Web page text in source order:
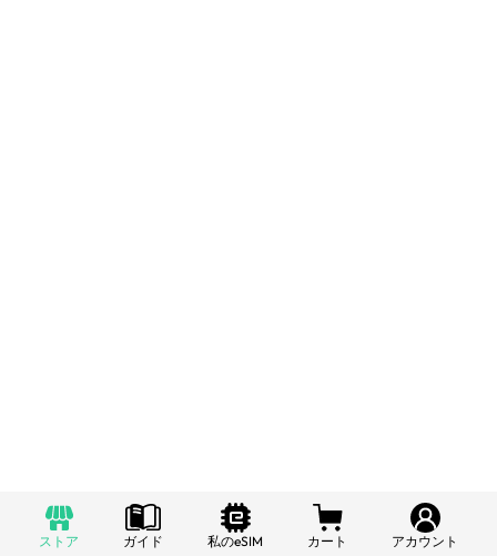
ストア ガイド 私のeSIM カート アカウント